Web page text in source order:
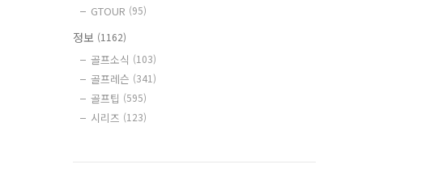
GTOUR (95)
정보 (1162)
골프소식 (103)
골프레슨 (341)
골프팁 (595)
시리즈 (123)